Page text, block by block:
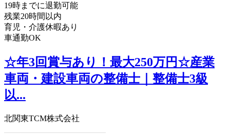
19時までに退勤可能
残業20時間以内
育児・介護休暇あり
車通勤OK
☆年3回賞与あり！最大250万円☆産業
車両・建設車両の整備士｜整備士3級
以...
北関東TCM株式会社